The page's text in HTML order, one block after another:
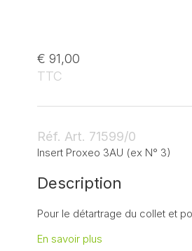
€ 91,00
TTC
Réf. Art. 71599/0
Insert Proxeo 3AU (ex N° 3)
Description
Pour le détartrage du collet et
En savoir plus